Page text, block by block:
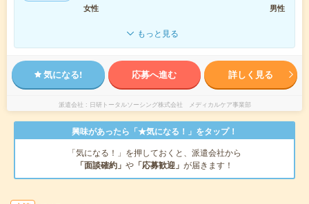
女性
男性
もっと見る
気になる! 応募へ進む 詳しく見る
派遣会社 日研トータルソーシング株式会社 メディカルケア事業部
興味があったら「★気になる！」をタップ！
「気になる！」を押しておくと、派遣会社から
「面談確約」 や 「応募歓迎」 が届きます！